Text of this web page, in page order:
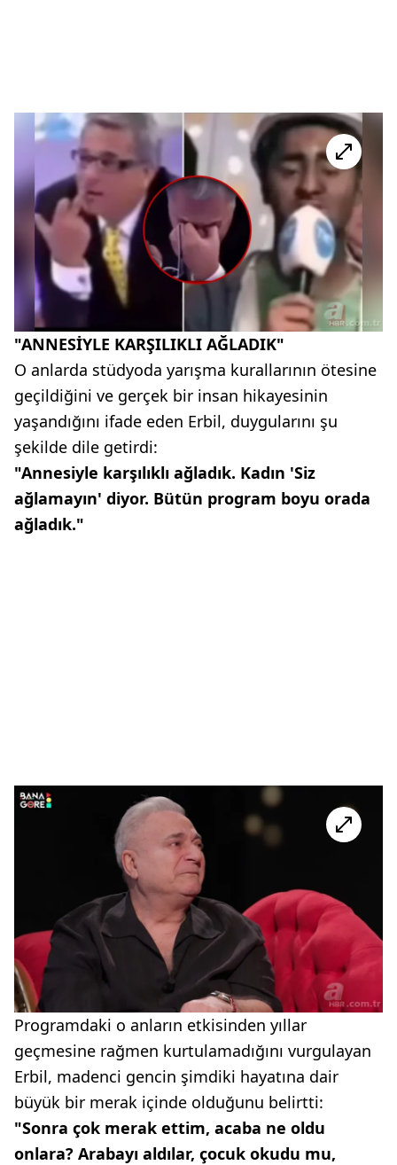
"ANNESİYLE KARŞILIKLI AĞLADIK"
O anlarda stüdyoda yarışma kurallarının ötesine
geçildiğini ve gerçek bir insan hikayesinin
yaşandığını ifade eden Erbil, duygularını şu
şekilde dile getirdi:
"Annesiyle karşılıklı ağladık. Kadın 'Siz
ağlamayın' diyor. Bütün program boyu orada
ağladık."
Programdaki o anların etkisinden yıllar
geçmesine rağmen kurtulamadığını vurgulayan
Erbil, madenci gencin şimdiki hayatına dair
büyük bir merak içinde olduğunu belirtti:
"Sonra çok merak ettim, acaba ne oldu
onlara? Arabayı aldılar, çocuk okudu mu,